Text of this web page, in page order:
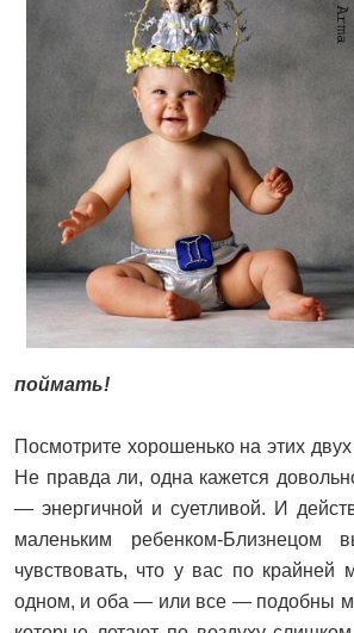
поймать!
Посмотрите хорошенько на этих
Не правда ли, одна кажется
— энергичной и суетливой. И
маленьким ребенком-Близнецом
чувствовать, что у вас по крайней
одном, и оба — или все — подобны